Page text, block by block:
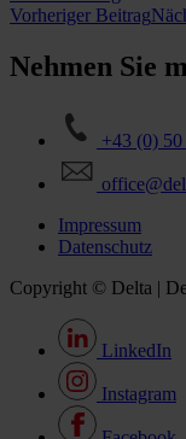
Vorheriger Beitrag
Nehmen Sie
+43 (0)
Impressum
Datenschutz
Copyright © Delta |
LinkedIn
Instagram